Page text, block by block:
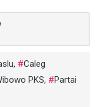
,
Caleg
PKS,
Partai